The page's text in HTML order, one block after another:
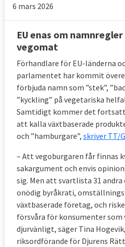
6 mars 2026
EU enas om
vegomat
Förhandlare för EU-länderna
parlamentet har kommit
förbjuda namn som ”stek”,
”kyckling” på vegetariska
Samtidigt kommer det
att kalla växtbaserade
och ”hamburgare”, skriver TT/
– Att vegoburgaren får finnas
sakargument och envis
sig. Men att svartlista 31 andra
onödig byråkrati,
växtbaserade företag, och
försvåra för konsumenter som
djurvänligt, säger Tina Hogevik,
riksordförande för Djurens